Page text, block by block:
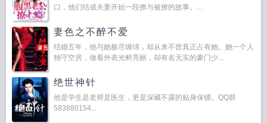
口，他们结成夫妻开始一段撩与被撩的故事。...
妻色之不醉不爱
结婚五年，他与她极尽缠绵，却从来不曾真正占有她。她一个人
独守空房，做着外表光鲜亮丽，却有名无实的豪门少...
绝世神针
他是学生是老师是医生，更是深藏不露的贴身保镖。QQ群
583880154...